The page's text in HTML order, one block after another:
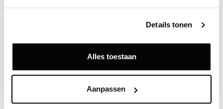
Details tonen
Alles toestaan
Aanpassen
KroesePaternotte.
Exclusief voor licentiehouders